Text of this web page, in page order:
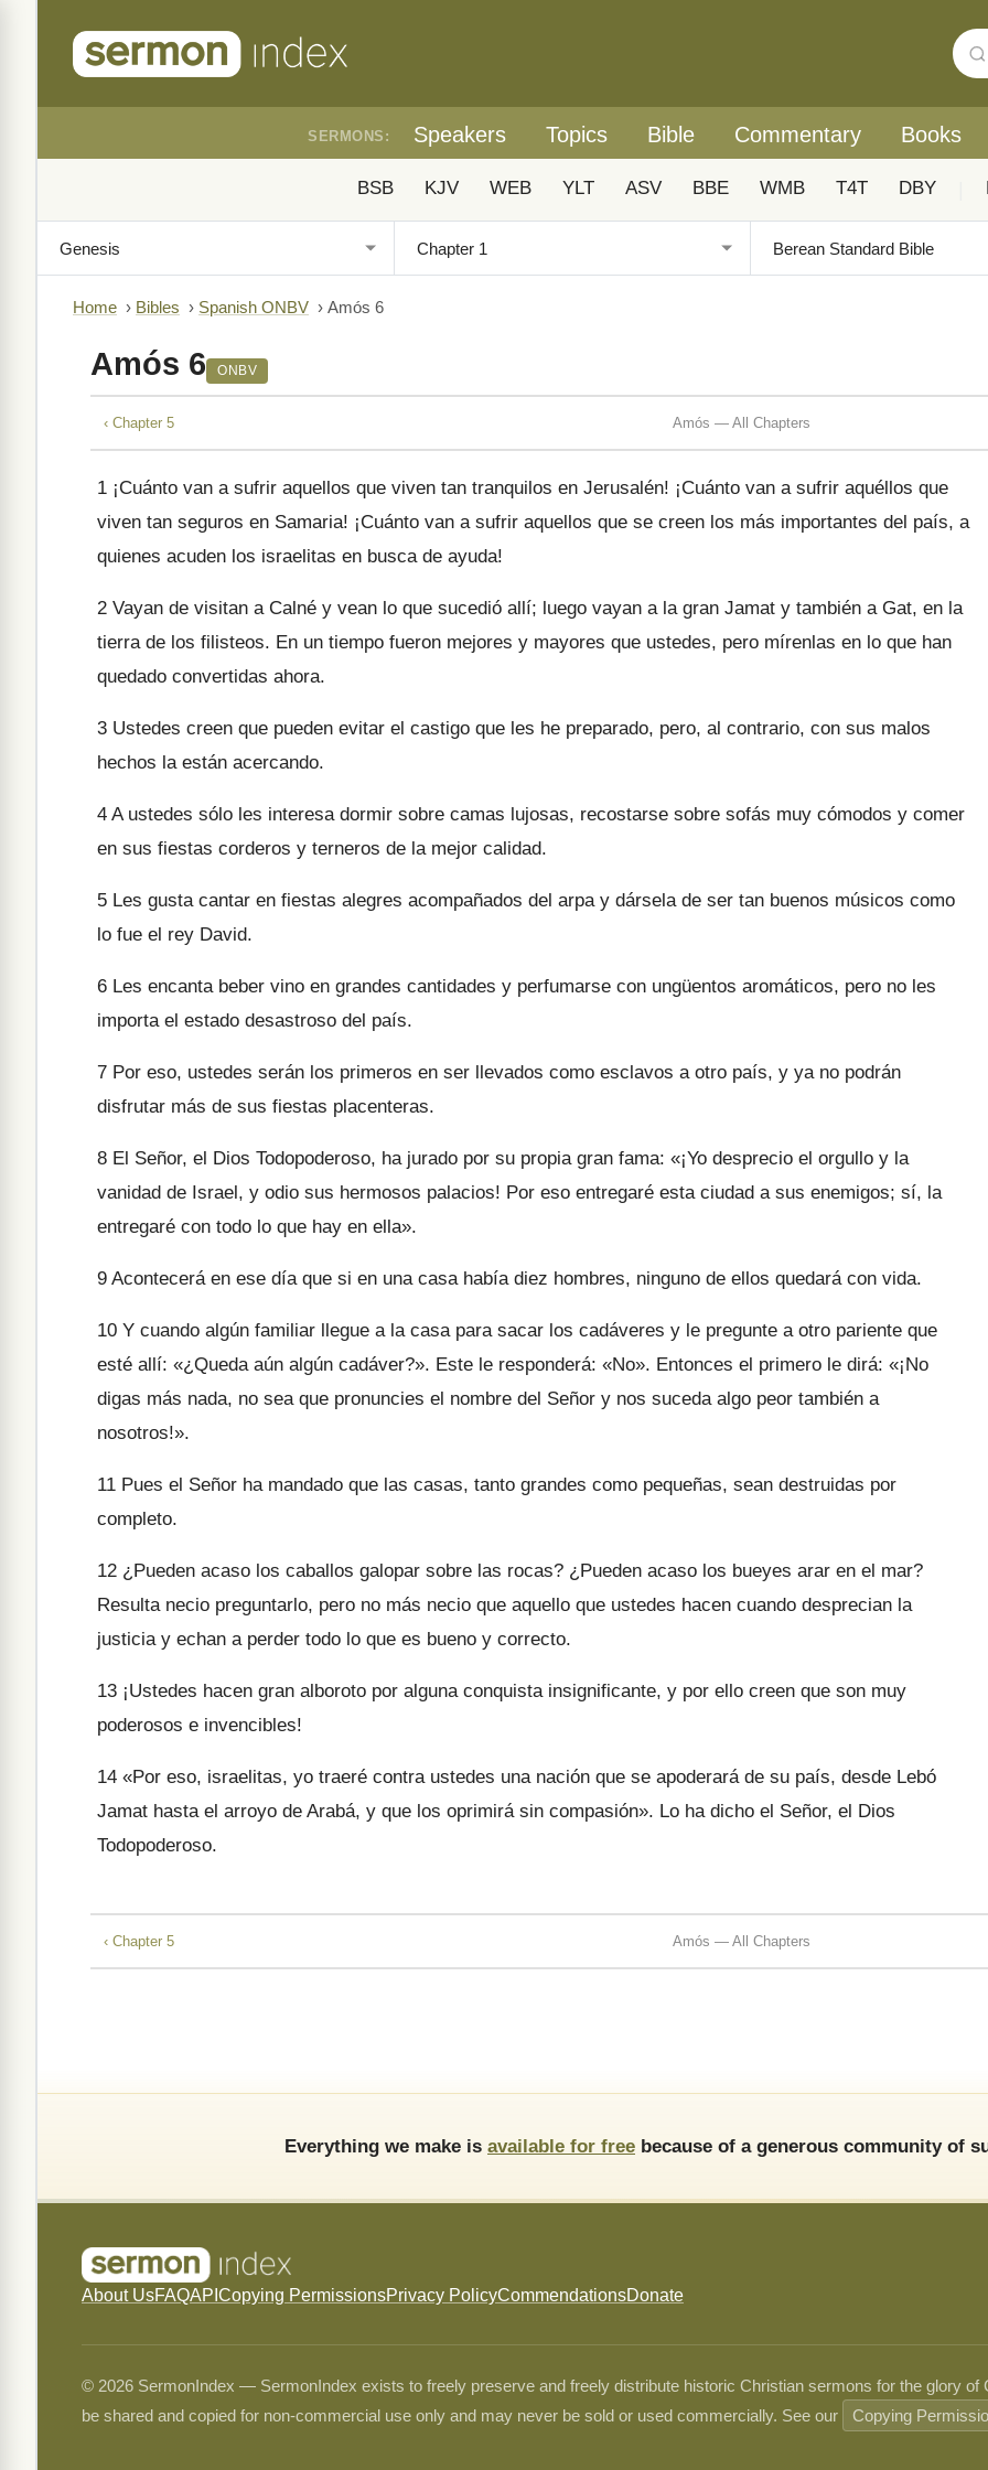
SERMONS: Speakers Topics Bible Commentary Books
BSB KJV WEB YLT ASV BBE WMB T4T DBY
Home › Bibles › Spanish ONBV › Amós 6
Amós 6 ONBV
‹ Chapter 5 Amós — All Chapters
1 ¡Cuánto van a sufrir aquellos que viven tan tranquilos en Jerusalén! ¡Cuánto van a sufrir aquéllos que
viven tan seguros en Samaria! ¡Cuánto van a sufrir aquellos que se creen los más importantes del país, a
quienes acuden los israelitas en busca de ayuda!
2 Vayan de visitan a Calné y vean lo que sucedió allí; luego vayan a la gran Jamat y también a Gat, en la
tierra de los filisteos. En un tiempo fueron mejores y mayores que ustedes, pero mírenlas en lo que han
quedado convertidas ahora.
3 Ustedes creen que pueden evitar el castigo que les he preparado, pero, al contrario, con sus malos
hechos la están acercando.
4 A ustedes sólo les interesa dormir sobre camas lujosas, recostarse sobre sofás muy cómodos y comer
en sus fiestas corderos y terneros de la mejor calidad.
5 Les gusta cantar en fiestas alegres acompañados del arpa y dársela de ser tan buenos músicos como
lo fue el rey David.
6 Les encanta beber vino en grandes cantidades y perfumarse con ungüentos aromáticos, pero no les
importa el estado desastroso del país.
7 Por eso, ustedes serán los primeros en ser llevados como esclavos a otro país, y ya no podrán
disfrutar más de sus fiestas placenteras.
8 El Señor, el Dios Todopoderoso, ha jurado por su propia gran fama: «¡Yo desprecio el orgullo y la
vanidad de Israel, y odio sus hermosos palacios! Por eso entregaré esta ciudad a sus enemigos; sí, la
entregaré con todo lo que hay en ella».
9 Acontecerá en ese día que si en una casa había diez hombres, ninguno de ellos quedará con vida.
10 Y cuando algún familiar llegue a la casa para sacar los cadáveres y le pregunte a otro pariente que
esté allí: «¿Queda aún algún cadáver?». Este le responderá: «No». Entonces el primero le dirá: «¡No
digas más nada, no sea que pronuncies el nombre del Señor y nos suceda algo peor también a
nosotros!».
11 Pues el Señor ha mandado que las casas, tanto grandes como pequeñas, sean destruidas por
completo.
12 ¿Pueden acaso los caballos galopar sobre las rocas? ¿Pueden acaso los bueyes arar en el mar?
Resulta necio preguntarlo, pero no más necio que aquello que ustedes hacen cuando desprecian la
justicia y echan a perder todo lo que es bueno y correcto.
13 ¡Ustedes hacen gran alboroto por alguna conquista insignificante, y por ello creen que son muy
poderosos e invencibles!
14 «Por eso, israelitas, yo traeré contra ustedes una nación que se apoderará de su país, desde Lebó
Jamat hasta el arroyo de Arabá, y que los oprimirá sin compasión». Lo ha dicho el Señor, el Dios
Todopoderoso.
‹ Chapter 5 Amós — All Chapters
Everything we make is available for free because of a generous community of
About UsFAQAPI Copying PermissionsPrivacy PolicyCommendationsDonate
© 2026 SermonIndex — SermonIndex exists to freely preserve and freely distribute historic Christian sermons for the glory
be shared and copied for non-commercial use only and may never be sold or used commercially. See our
Copying